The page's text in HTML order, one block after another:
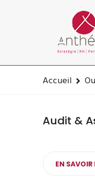
06-82-32-
Accueil
Audit &
EN SAVOIR